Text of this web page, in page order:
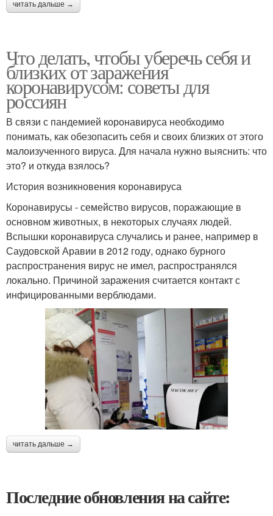
читать дальше →
Что делать, чтобы уберечь себя и
близких от заражения
коронавирусом: советы для
россиян
В связи с пандемией коронавируса необходимо
понимать, как обезопасить себя и своих близких от этого
малоизученного вируса. Для начала нужно выяснить: что
это? и откуда взялось?
История возникновения коронавируса
Коронавирусы - семейство вирусов, поражающие в
основном животных, в некоторых случаях людей.
Вспышки коронавируса случались и ранее, например в
Саудовской Аравии в 2012 году, однако бурного
распространения вирус не имел, распространялся
локально. Причиной заражения считается контакт с
инфицированными верблюдами.
читать дальше →
Последние обновления на сайте: